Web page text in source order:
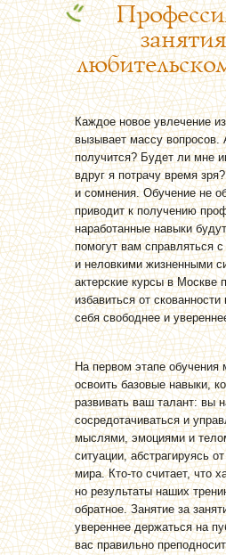
Каждое новое увлечение
вызывает массу вопросов.
получится? Будет ли мне
вдруг я потрачу время
и сомнения. Обучение не
приводит к получению
наработанные навыки
помогут вам справляться
и неловкими жизненными
актерские курсы в Москве
избавиться от скованности
себя свободнее и
На первом этапе
освоить базовые навыки,
развивать ваш талант: вы
сосредотачиваться и
мыслями, эмоциями и
ситуации, абстрагируясь
мира. Кто-то считает, что
но результаты наших
обратное. Занятие за
увереннее держаться на
вас правильно